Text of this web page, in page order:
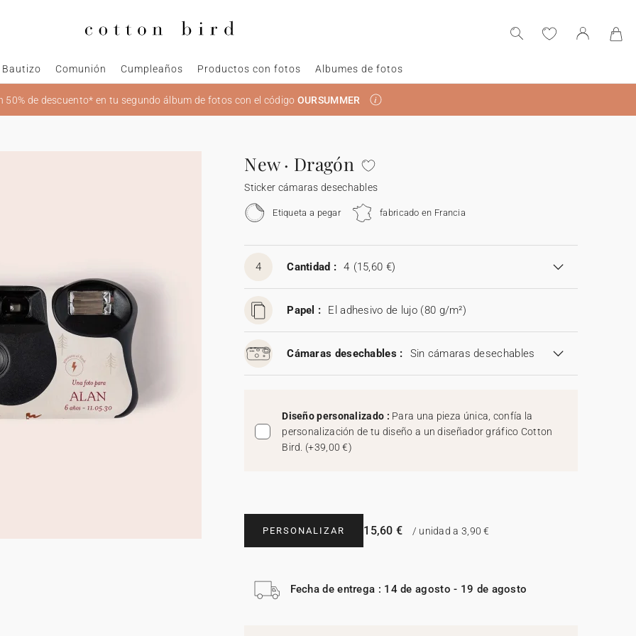
Bautizo Comunión Cumpleaños Productos con fotos Albumes de fotos
50% de descuento* en tu segundo álbum de fotos con el código OURSUMMER
New · Dragón
Sticker cámaras desechables
Etiqueta a pegar fabricado en Francia
4 Cantidad : 4 (15,60 €)
Papel : El adhesivo de lujo (80 g/m²)
Cámaras desechables : Sin cámaras desechables
Diseño personalizado : Para una pieza única, confía la
personalización de tu diseño a un diseñador gráfico Cotton
Bird. (+39,00 €)
PERSONALIZAR 15,60 € / unidad a 3,90 €
Fecha de entrega : 14 de agosto - 19 de agosto